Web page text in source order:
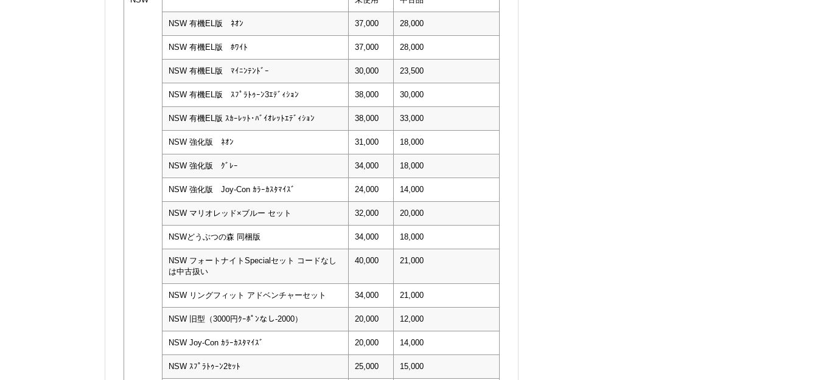
NSW 有機EL版 ﾈｵﾝ 37,000 28,000
NSW 有機EL版 ﾎﾜｲﾄ 37,000 28,000
NSW 有機EL版 ﾏｲﾆﾝﾃﾝﾄﾞｰ 30,000 23,500
NSW 有機EL版 ｽﾌﾟﾗﾄｩｰﾝ3ｴﾃﾞｨｼｮﾝ 38,000 30,000
NSW 有機EL版 ｽｶｰﾚｯﾄ･ﾊﾞｲｵﾚｯﾄｴﾃﾞｨｼｮﾝ 38,000 33,000
NSW 強化版 ﾈｵﾝ 31,000 18,000
NSW 強化版 ｸﾞﾚｰ 34,000 18,000
NSW 強化版 Joy-Con ｶﾗｰｶｽﾀﾏｲｽﾞ 24,000 14,000
NSW マリオレッド×ブルー セット 32,000 20,000
NSWどうぶつの森 同梱版 34,000 18,000
NSW フォートナイトSpecialセット コードなし
は中古扱い
40,000 21,000
NSW リングフィット アドベンチャーセット 34,000 21,000
NSW 旧型（3000円ｸｰﾎﾟﾝなし-2000） 20,000 12,000
NSW Joy-Con ｶﾗｰｶｽﾀﾏｲｽﾞ 20,000 14,000
NSW ｽﾌﾟﾗﾄｩｰﾝ2ｾｯﾄ 25,000 15,000